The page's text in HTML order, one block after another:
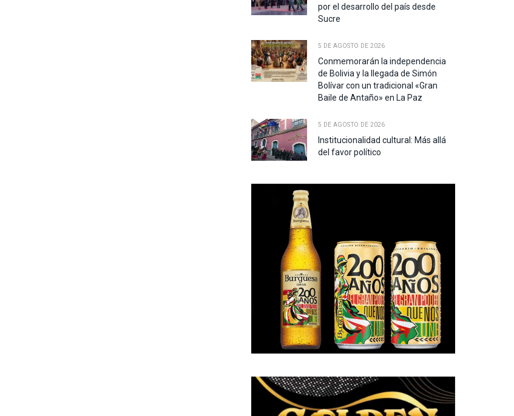
por el desarrollo del país desde
Sucre
5 DE AGOSTO DE 2026
Conmemorarán la independencia
de Bolivia y la llegada de Simón
Bolívar con un tradicional «Gran
Baile de Antaño» en La Paz
5 DE AGOSTO DE 2026
Institucionalidad cultural: Más allá
del favor político